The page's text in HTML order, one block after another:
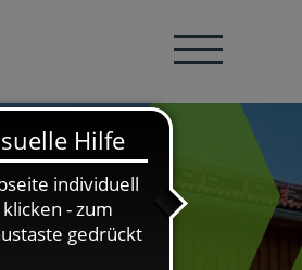
Navigation öffnen